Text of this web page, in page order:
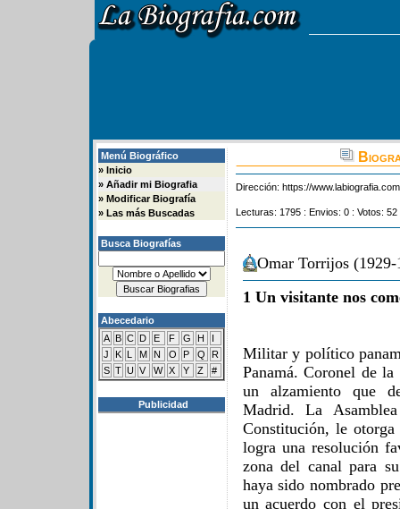
Menú Biográfico
» Inicio
» Añadir mi Biografia
» Modificar Biografía
» Las más Buscadas
Busca Biografías
Abecedario
A B C D E F G H
I
J
K L M N O P Q
R
S T U V W X Y Z #
Publicidad
Dirección: https://
Lecturas: 1795 : Envios: 0 : Votos:
Omar Torrijos
1 Un visitante nos
Militar y político
Panamá. Coronel de
un alzamiento que
Madrid. La
Constitución, le otorga
logra una resolución
zona del canal para
haya sido nombrado
un acuerdo con el